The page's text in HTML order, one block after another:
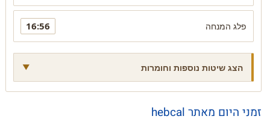
פלג המנחה 16:56
הצג שיטות נוספות וחומרות
זמני היום מאתר hebcal